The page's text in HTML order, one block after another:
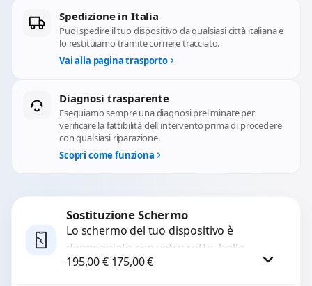
Spedizione in Italia
Puoi spedire il tuo dispositivo da qualsiasi città italiana e
lo restituiamo tramite corriere tracciato.
Vai alla pagina trasporto
Diagnosi trasparente
Eseguiamo sempre una diagnosi preliminare per
verificare la fattibilità dell'intervento prima di procedere
con qualsiasi riparazione.
Scopri come funziona
Sostituzione Schermo
Lo schermo del tuo dispositivo è
danneggiato con vetro rotto, bolle,
macchie, schermo nero o pixel morti?
195,00€ Il prezzo originale era: 195,00 €.
175,00€Il prezzo attuale è: 175,00 €.